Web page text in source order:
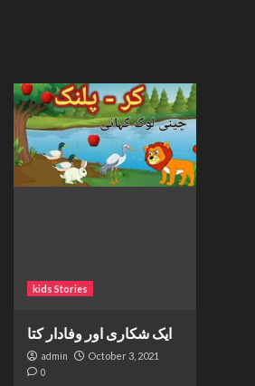
kids Stories
ایک شکاری اور وفادار کتا
admin October 3, 2021
0